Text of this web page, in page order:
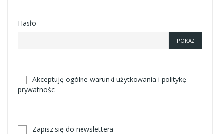
Hasło
POKAŻ
Akceptuję ogólne warunki użytkowania i politykę
prywatności
Zapisz się do newslettera